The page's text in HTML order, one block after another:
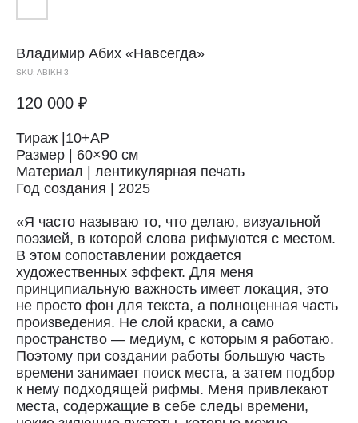
Владимир Абих «Навсегда»
SKU: ABIKH-3
120 000 ₽
Тираж |10+АР
Размер | 60×90 см
Материал | лентикулярная печать
Год создания | 2025
«Я часто называю то, что делаю, визуальной
поэзией, в которой слова рифмуются с местом.
В этом сопоставлении рождается
художественных эффект. Для меня
принципиальную важность имеет локация, это
не просто фон для текста, а полноценная часть
произведения. Не слой краски, а само
пространство — медиум, с которым я работаю.
Поэтому при создании работы большую часть
времени занимает поиск места, а затем подбор
к нему подходящей рифмы. Меня привлекают
места, содержащие в себе следы времени,
Доставка осуществляется курьерской
службой СДЭК за счёт покупателя.
Доставка